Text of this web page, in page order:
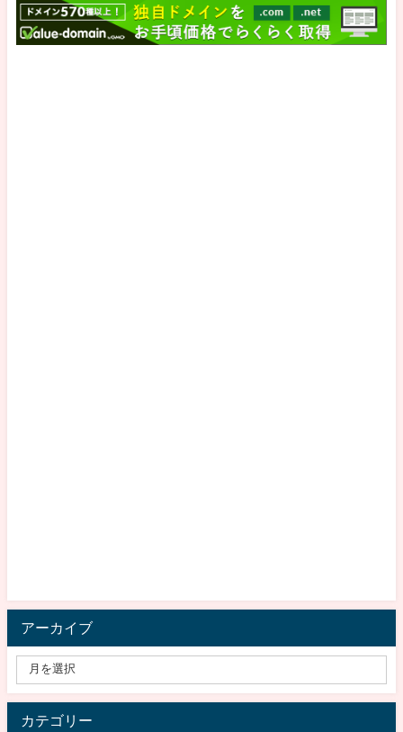
アーカイブ
カテゴリー